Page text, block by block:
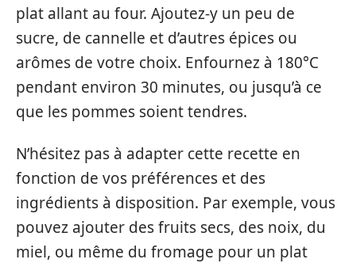
plat allant au four. Ajoutez-y un peu de
sucre, de cannelle et d’autres épices ou
arômes de votre choix. Enfournez à 180°C
pendant environ 30 minutes, ou jusqu’à ce
que les pommes soient tendres.
N’hésitez pas à adapter cette recette en
fonction de vos préférences et des
ingrédients à disposition. Par exemple, vous
pouvez ajouter des fruits secs, des noix, du
miel, ou même du fromage pour un plat